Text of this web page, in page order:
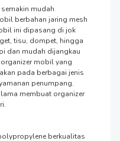
mudah
berbahan jaring mesh
ini dipasang di jok
tisu, dompet, hingga
dan mudah dijangkau
mobil yang
pada berbagai jenis
penumpang.
membuat organizer